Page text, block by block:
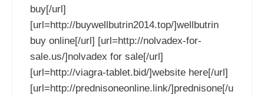
buy[/url]
[url=http://buywellbutrin2014.top/]wellbutrin
buy online[/url] [url=http://nolvadex-for-
sale.us/]nolvadex for sale[/url]
[url=http://viagra-tablet.bid/]website here[/url]
[url=http://prednisoneonline.link/]prednisone[/u